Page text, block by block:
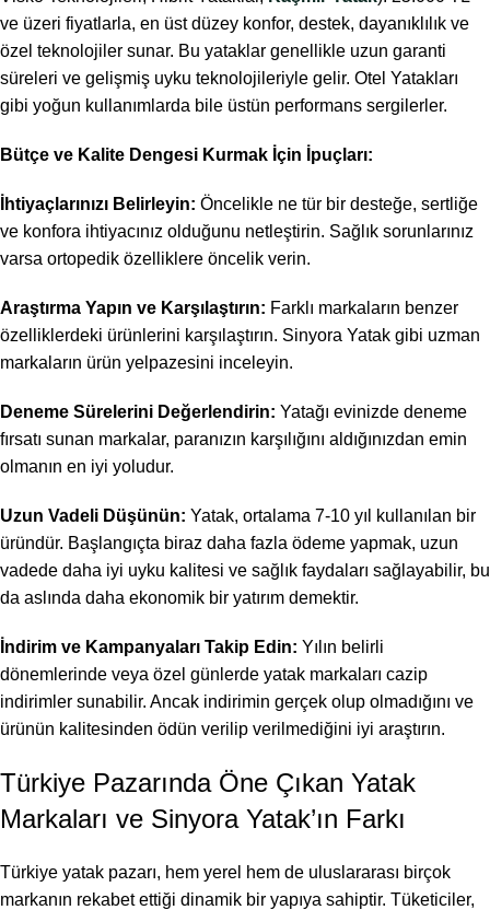
ve üzeri fiyatlarla, en üst düzey konfor, destek, dayanıklılık ve
özel teknolojiler sunar. Bu yataklar genellikle uzun garanti
süreleri ve gelişmiş uyku teknolojileriyle gelir. Otel Yatakları
gibi yoğun kullanımlarda bile üstün performans sergilerler.
Bütçe ve Kalite Dengesi Kurmak İçin İpuçları:
İhtiyaçlarınızı Belirleyin: Öncelikle ne tür bir desteğe, sertliğe
ve konfora ihtiyacınız olduğunu netleştirin. Sağlık sorunlarınız
varsa ortopedik özelliklere öncelik verin.
Araştırma Yapın ve Karşılaştırın: Farklı markaların benzer
özelliklerdeki ürünlerini karşılaştırın. Sinyora Yatak gibi uzman
markaların ürün yelpazesini inceleyin.
Deneme Sürelerini Değerlendirin: Yatağı evinizde deneme
fırsatı sunan markalar, paranızın karşılığını aldığınızdan emin
olmanın en iyi yoludur.
Uzun Vadeli Düşünün: Yatak, ortalama 7-10 yıl kullanılan bir
üründür. Başlangıçta biraz daha fazla ödeme yapmak, uzun
vadede daha iyi uyku kalitesi ve sağlık faydaları sağlayabilir, bu
da aslında daha ekonomik bir yatırım demektir.
İndirim ve Kampanyaları Takip Edin: Yılın belirli
dönemlerinde veya özel günlerde yatak markaları cazip
indirimler sunabilir. Ancak indirimin gerçek olup olmadığını ve
ürünün kalitesinden ödün verilip verilmediğini iyi araştırın.
Türkiye Pazarında Öne Çıkan Yatak
Markaları ve Sinyora Yatak’ın Farkı
Türkiye yatak pazarı, hem yerel hem de uluslararası birçok
markanın rekabet ettiği dinamik bir yapıya sahiptir. Tüketiciler,